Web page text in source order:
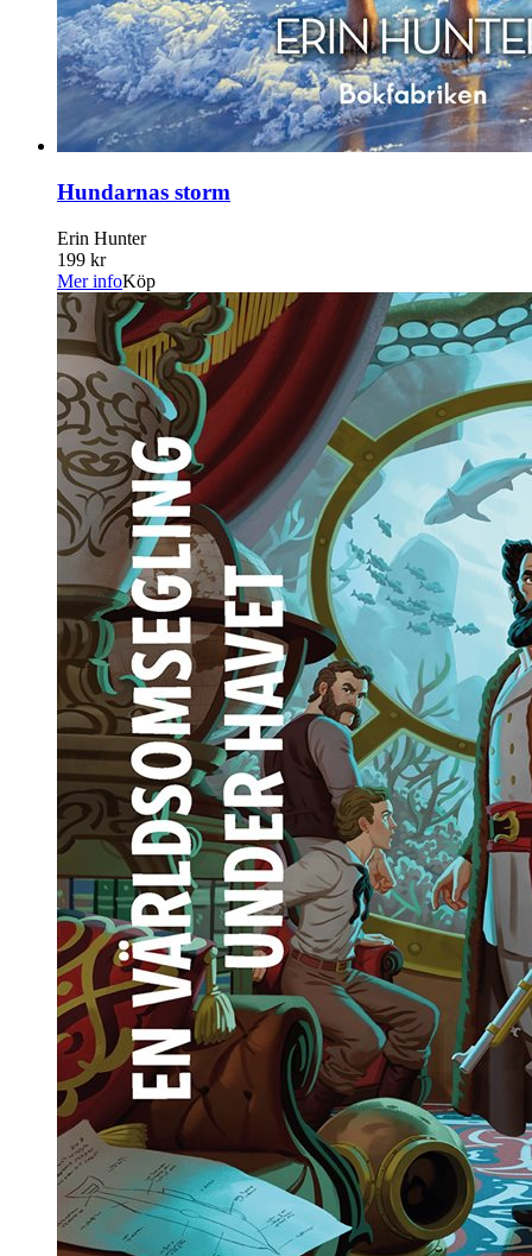
Hundarnas storm
Erin Hunter
199 kr
Mer infoKöp